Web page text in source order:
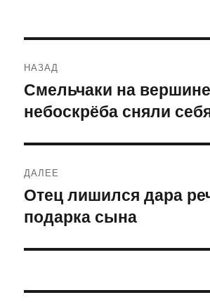
по
записям
НАЗАД
Предыдущая
запись:
Смельчаки на вершине
небоскрёба сняли
ДАЛЕЕ
Следующая
запись:
Отец лишился дара
подарка сына